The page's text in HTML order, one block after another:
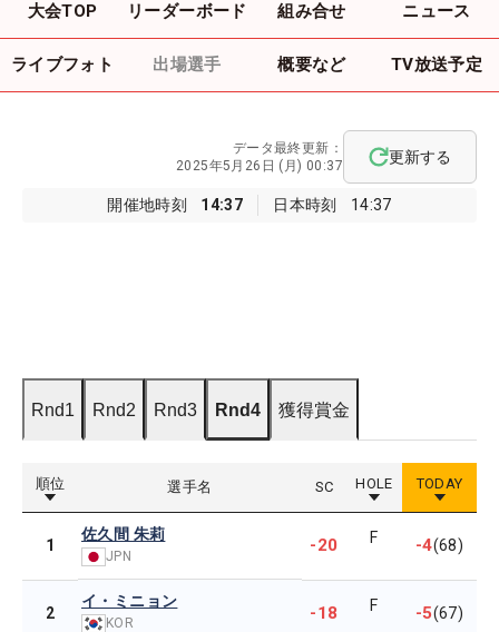
大会TOP リーダーボード 組み合せ ニュース
ライブフォト 出場選手 概要など TV放送予定
開催地時刻 14:37 日本時刻 14:37
データ最終更新：
2025年5月26日 (月) 00:37
更新する
Rnd1 Rnd2 Rnd3 Rnd4 獲得賞金
順位 選手名 SC HOLE TODAY
1
佐久間 朱莉
JPN
-20 F -4(68)
2
イ・ミニョン
KOR -18 F -5(67)